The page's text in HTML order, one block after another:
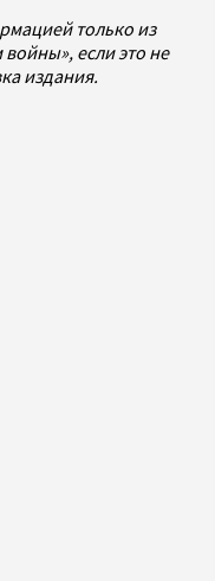
только из
если это не
издания.